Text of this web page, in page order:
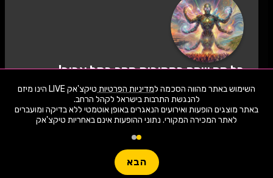
השימוש באתר מהווה הסכמה למדיניות הפרטיות
טיקצ'אק LIVE הינו מיזם
באתר מוצגים הופעות ואירועים הנאגרים באופן אוטמטי ללא בדיקה ומועברים
לאתר המכירה המקורי. נתוני ההופעות אינם באחריות טיקצ'אק
הבא
חפשו הופעה
כל מה שחם במסיבות מחר בתל אביב!
לחצו "עקוב" כדי לקבל עדכונים ראשונים על השקת
הופעות, כרטיסים, שוברי הנחה וחשיפה בלעדית
למתרחש באזור שלכם. הצטרפו לסצנת התרבות
במסיבות מחר בתל אביב ותהיו חלק מהמשפחה!
שימו -💓- נתוני ההופעות המוצגים עודכנו על ידי בינה מלאכותית מאתר המכירה